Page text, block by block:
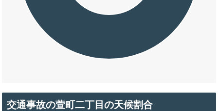
交通事故の萱町二丁目の天候割合